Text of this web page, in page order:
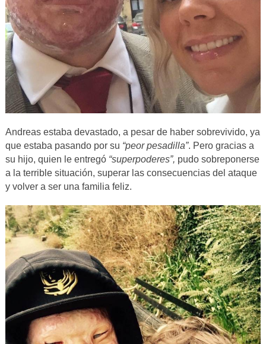
Andreas estaba devastado, a pesar de haber sobrevivido, ya
que estaba pasando por su “peor pesadilla”. Pero gracias a
su hijo, quien le entregó“superpoderes”, pudo sobreponerse
a la terrible situación, superar las consecuencias del ataque
y volver a ser una familia feliz.